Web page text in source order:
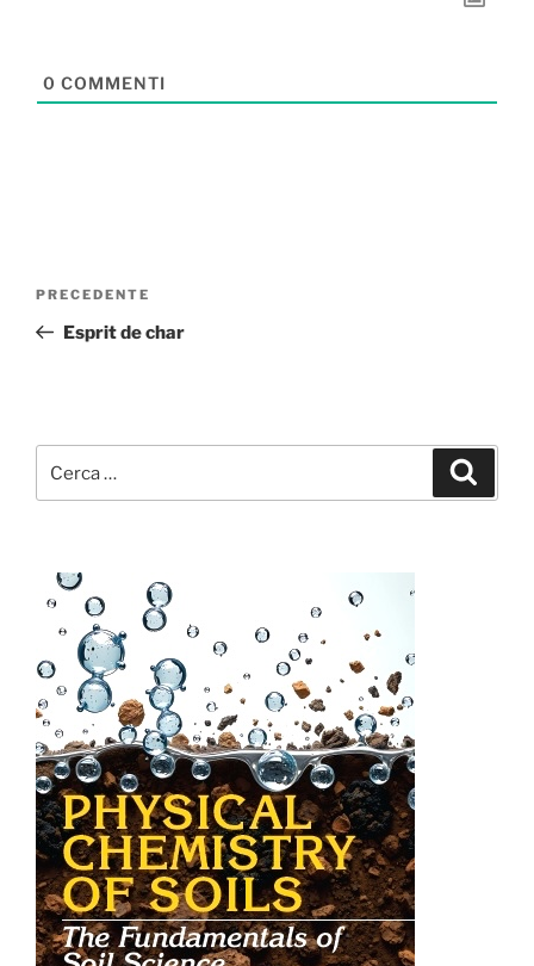
0 COMMENTI
Articolo
precedente:
PRECEDENTE
Esprit de char